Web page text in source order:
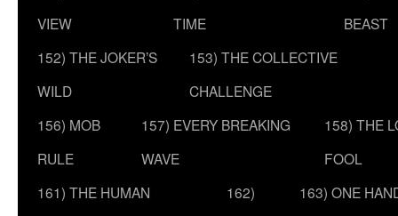
VIEW
TIME
BEAST
152) THE JOKER’S
WILD
153) THE COLLECTIVE
CHALLENGE
156) MOB
RULE
157) EVERY BREAKING
WAVE
158) THE
FOOL
161) THE HUMAN
162)
163) ONE